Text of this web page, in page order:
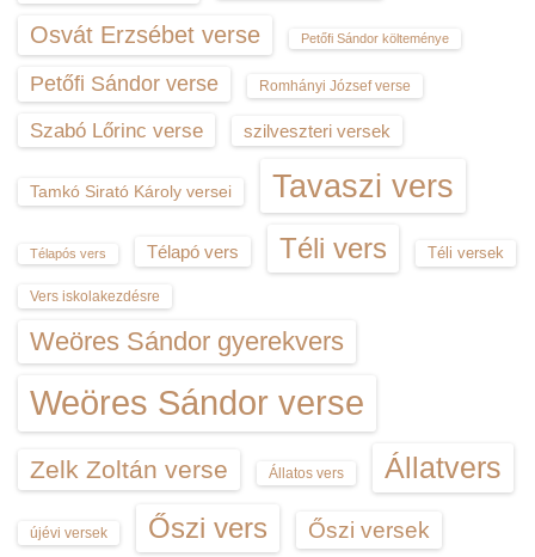
Osvát Erzsébet verse Petőfi Sándor költeménye
Petőfi Sándor verse Romhányi József verse
Szabó Lőrinc verse szilveszteri versek
Tamkó Sirató Károly versei Tavaszi vers
Télapós vers Télapó vers Téli vers Téli versek
Vers iskolakezdésre
Weöres Sándor gyerekvers
Weöres Sándor verse
Zelk Zoltán verse Állatos vers Állatvers
újévi versek Őszi vers Őszi versek